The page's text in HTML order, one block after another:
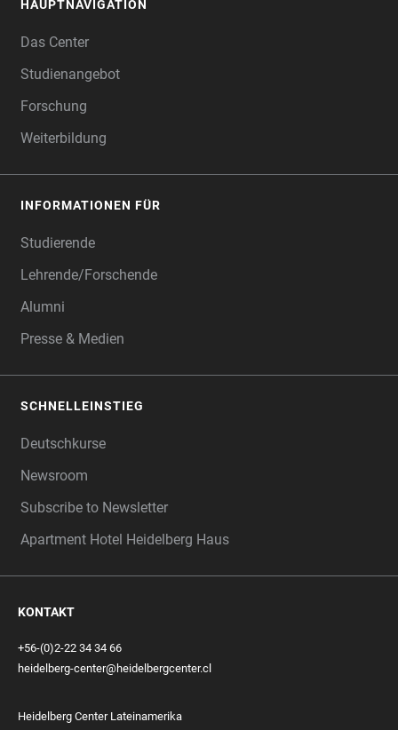
HAUPTNAVIGATION
Das Center
Studienangebot
Forschung
Weiterbildung
INFORMATIONEN FÜR
Studierende
Lehrende/Forschende
Alumni
Presse & Medien
SCHNELLEINSTIEG
Deutschkurse
Newsroom
Subscribe to Newsletter
Apartment Hotel Heidelberg Haus
KONTAKT
+56-(0)2-22 34 34 66
heidelberg-center@heidelbergcenter.cl
Heidelberg Center Lateinamerika